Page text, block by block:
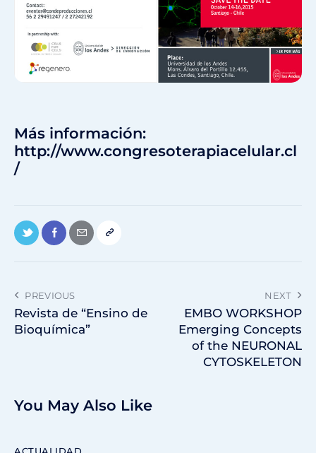
Más información:
http://www.congresoterapiacelular.cl
/
PREVIOUS
Revista de “Ensino de
Bioquímica”
NEXT
EMBO WORKSHOP
Emerging Concepts
of the NEURONAL
CYTOSKELETON
You May Also Like